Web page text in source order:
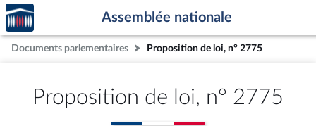
Aller au contenu
Aller en bas de la page
Accèder
à la
page
d'accueil
Assemblée nationale
Documents parlementaires Proposition de loi, n° 2775
Proposition de loi, n° 2775